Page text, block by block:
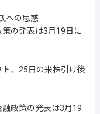
への思惑
の発表は3月19日に
、25日の米株引け後
政策の発表は3月19